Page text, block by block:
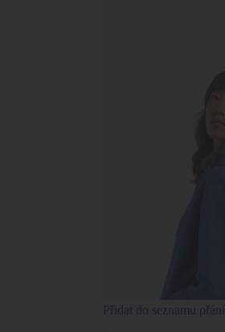
Přidat do seznamu přání